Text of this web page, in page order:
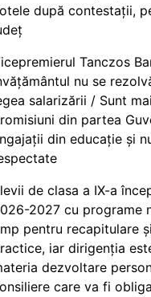
după contestații,
Tanczos
nu se
salarizării / Sunt
din partea
din educație și
de clasa a IX-a
2027 cu programe
pentru recapitulare
iar dirigenția
dezvoltare
care va fi